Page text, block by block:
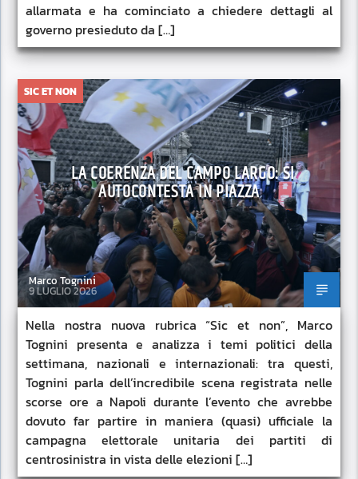
allarmata e ha cominciato a chiedere dettagli al
governo presieduto da […]
SIC ET NON
LA COERENZA DEL CAMPO LARGO: SI
AUTOCONTESTA IN PIAZZA
Marco Tognini
9 LUGLIO 2026
Nella nostra nuova rubrica “Sic et non”, Marco
Tognini presenta e analizza i temi politici della
settimana, nazionali e internazionali: tra questi,
Tognini parla dell’incredibile scena registrata nelle
scorse ore a Napoli durante l’evento che avrebbe
dovuto far partire in maniera (quasi) ufficiale la
campagna elettorale unitaria dei partiti di
centrosinistra in vista delle elezioni […]